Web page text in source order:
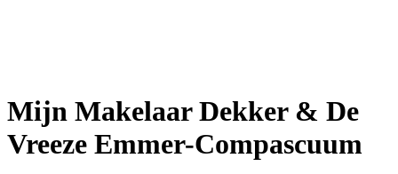
Mijn Makelaar Dekker & De
Vreeze Emmer-Compascuum